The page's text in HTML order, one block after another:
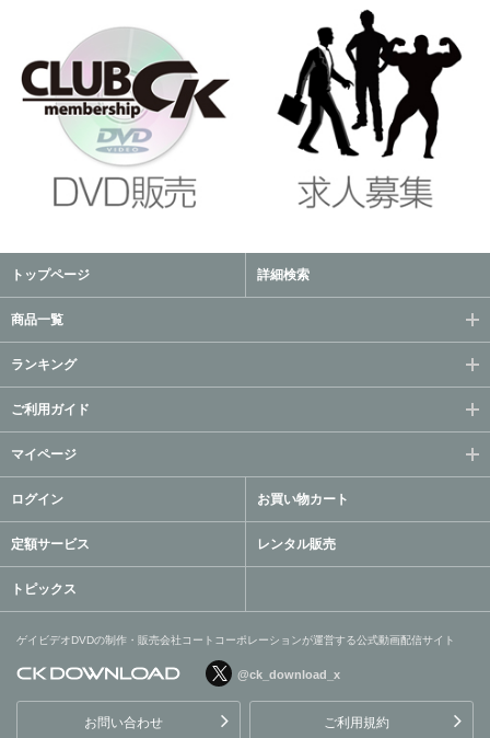
トップページ 詳細検索
商品一覧
ランキング
ご利用ガイド
マイページ
ログイン お買い物カート
定額サービス レンタル販売
トピックス
ゲイビデオDVDの制作・販売会社コートコーポレーションが運営する公式動画配信サイト
ョンが運営する公式動画配
@ck_download_x
お問い合わせ ご利用規約